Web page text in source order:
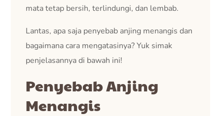
mata tetap bersih, terlindungi, dan lembab.
Lantas, apa saja penyebab anjing menangis dan
bagaimana cara mengatasinya? Yuk simak
penjelasannya di bawah ini!
Penyebab Anjing
Menangis